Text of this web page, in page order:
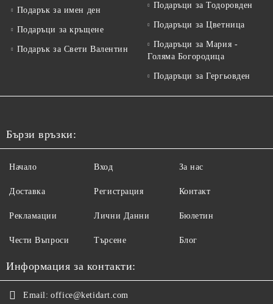
Подарък за имен ден
Подаръци за кръщене
Подарък за Свети Валентин
Подаръци за Тодоровден
Подаръци за Цветница
Подаръци за Мария -
Голяма Богородица
Подаръци за Гергьовден
Бързи връзки:
Начало
Доставка
Рекламации
Чести Въпроси
Вход
Регистрация
Лични Данни
Търсене
За нас
Контакт
Бюлетин
Блог
Информация за контакти:
Email: office@ketidart.com